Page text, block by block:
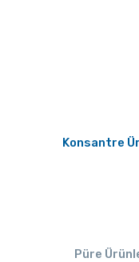
Konsantre
Püre